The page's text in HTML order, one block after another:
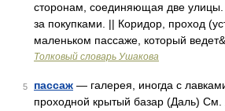
сторонам, соединяющая две улицы.
за покупками. || Коридор, проход
маленьком пассаже, который
Толковый словарь Ушакова
5 пассаж — галерея, иногда с
проходной крытый базар (Даль) См.